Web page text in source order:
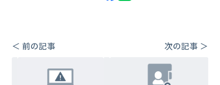
＜ 前の記事 次の記事 ＞